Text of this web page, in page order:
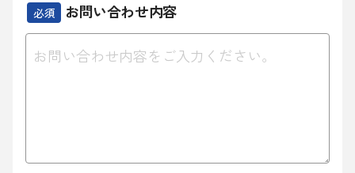
必須 お問い合わせ内容